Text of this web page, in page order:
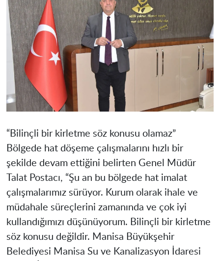
“Bilinçli bir kirletme söz konusu olamaz”
Bölgede hat döşeme çalışmalarını hızlı bir
şekilde devam ettiğini belirten Genel Müdür
Talat Postacı, “Şu an bu bölgede hat imalat
çalışmalarımız sürüyor. Kurum olarak ihale ve
müdahale süreçlerini zamanında ve çok iyi
kullandığımızı düşünüyorum. Bilinçli bir kirletme
söz konusu değildir. Manisa Büyükşehir
Belediyesi Manisa Su ve Kanalizasyon İdaresi